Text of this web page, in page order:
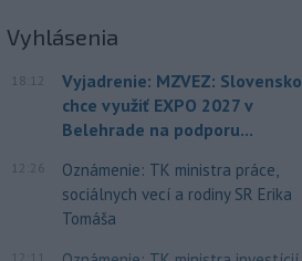
Vyhlásenia
18:12
Vyjadrenie: MZVEZ: Slovensko
chce využiť EXPO 2027 v
Belehrade na podporu...
12:26
Oznámenie: TK ministra práce,
sociálnych vecí a rodiny SR Erika
Tomáša